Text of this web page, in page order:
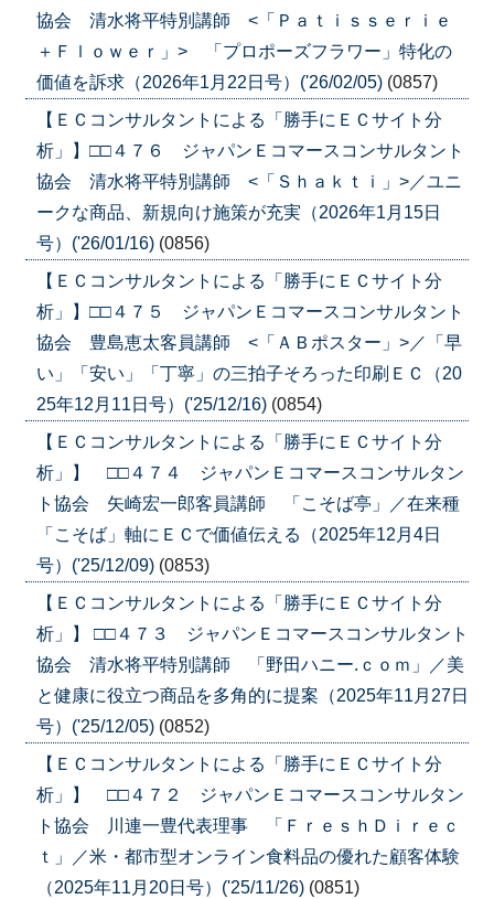
協会 清水将平特別講師 <「Ｐａｔｉｓｓｅｒｉｅ
＋Ｆｌｏｗｅｒ」> 「プロポーズフラワー」特化の
価値を訴求（2026年1月22日号）('26/02/05) (0857)
【ＥＣコンサルタントによる「勝手にＥＣサイト分
析」】□□４７６ ジャパンＥコマースコンサルタント
協会 清水将平特別講師 <「Ｓｈａｋｔｉ」>／ユニ
ークな商品、新規向け施策が充実（2026年1月15日
号）('26/01/16) (0856)
【ＥＣコンサルタントによる「勝手にＥＣサイト分
析」】□□４７５ ジャパンＥコマースコンサルタント
協会 豊島恵太客員講師 <「ＡＢポスター」>／「早
い」「安い」「丁寧」の三拍子そろった印刷ＥＣ（20
25年12月11日号）('25/12/16) (0854)
【ＥＣコンサルタントによる「勝手にＥＣサイト分
析」】 □□４７４ ジャパンＥコマースコンサルタン
ト協会 矢崎宏一郎客員講師 「こそば亭」／在来種
「こそば」軸にＥＣで価値伝える（2025年12月4日
号）('25/12/09) (0853)
【ＥＣコンサルタントによる「勝手にＥＣサイト分
析」】 □□４７３ ジャパンＥコマースコンサルタント
協会 清水将平特別講師 「野田ハニー.ｃｏｍ」／美
と健康に役立つ商品を多角的に提案（2025年11月27日
号）('25/12/05) (0852)
【ＥＣコンサルタントによる「勝手にＥＣサイト分
析」】 □□４７２ ジャパンＥコマースコンサルタン
ト協会 川連一豊代表理事 「ＦｒｅｓｈＤｉｒｅｃ
ｔ」／米・都市型オンライン食料品の優れた顧客体験
（2025年11月20日号）('25/11/26) (0851)